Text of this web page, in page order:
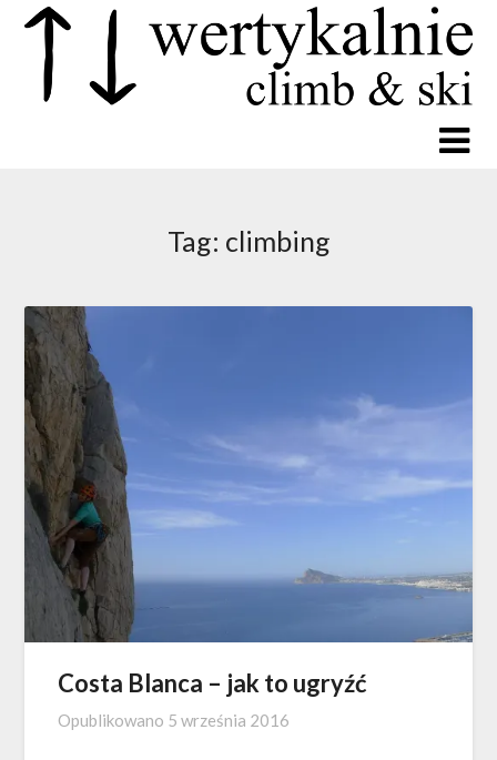
Tag: climbing
Costa Blanca – jak to ugryźć
Opublikowano 5 września 2016